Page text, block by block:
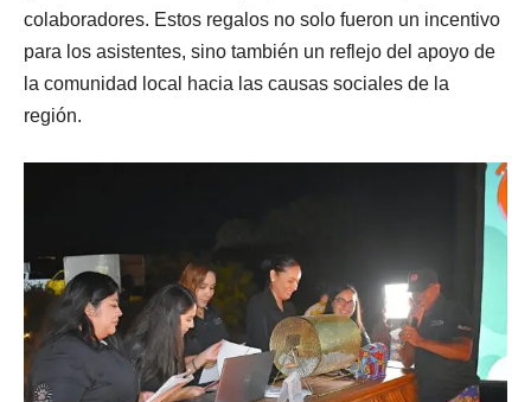
colaboradores. Estos regalos no solo fueron un incentivo
para los asistentes, sino también un reflejo del apoyo de
la comunidad local hacia las causas sociales de la
región.